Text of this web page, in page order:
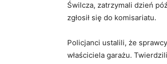
Świlcza, zatrzymali dzień
zgłosił się do komisariatu.
Policjanci ustalili, że
właściciela garażu.